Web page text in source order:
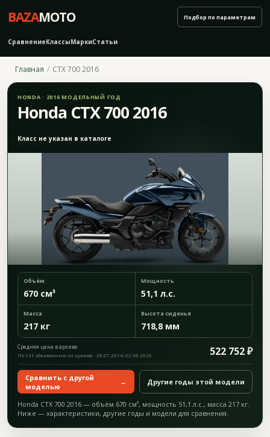
BAZAMOTO
СравнениеКлассыМаркиСтатьи
Подбор по параметрам
Главная CTX 700 2016
HONDA · 2016 МОДЕЛЬНЫЙ ГОД
Honda CTX 700 2016
Класс не указан в каталоге
Объём
670 см³
Мощность
51,1 л.с.
Масса
217 кг
Высота сиденья
718,8 мм
Средняя цена в архиве 522 752 ₽
По 131 объявлению из архива · 28.07.2014–02.08.2026
Сравнить с другой
моделью
→ Другие годы этой модели
Honda CTX 700 2016 — объём 670 см³, мощность 51,1 л.с., масса 217 кг.
Ниже — характеристики, другие годы и модели для сравнения.